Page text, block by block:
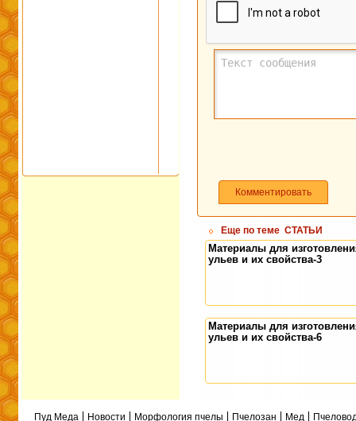
Комментировать
Еще по теме СТАТЬИ
Материалы для
ульев и их свойства-3
Материалы для
ульев и их свойства-6
Пуд Меда Новости Морфология пчелы Пчелозан Мед